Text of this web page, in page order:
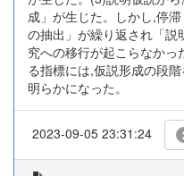
成」が生じた。しかし,停
の抽出」が繰り返され「説
究への移行が起こらなか
る指標には,仮説形成の段
明らかになった。
2023-09-05 23:31:24